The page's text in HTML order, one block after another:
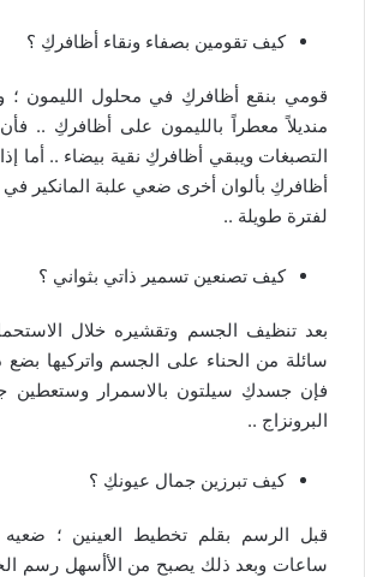
كيف تقومين بصفاء ونقاء أظافركِ ؟
قومي بنقع أظافركِ في محلول الليمون ؛
منديلاً معطراً بالليمون على أظافركِ ..
التصبغات ويبقي أظافركِ نقية بيضاء .. أما
أظافركِ بألوان أخرى ضعي علبة المانكير في
لفترة طويلة ..
كيف تصنعين تسمير ذاتي بثواني ؟
بعد تنظيف الجسم وتقشيره خلال
سائلة من الحناء على الجسم واتركيها بضع
فإن جسدكِ سيلتون بالاسمرار وستعطين
البرونزاج ..
كيف تبرزين جمال عيونكِ ؟
قبل الرسم بقلم تخطيط العينين ؛ ضعيه
ساعات وبعد ذلك يصبح من الأأسهل رسم